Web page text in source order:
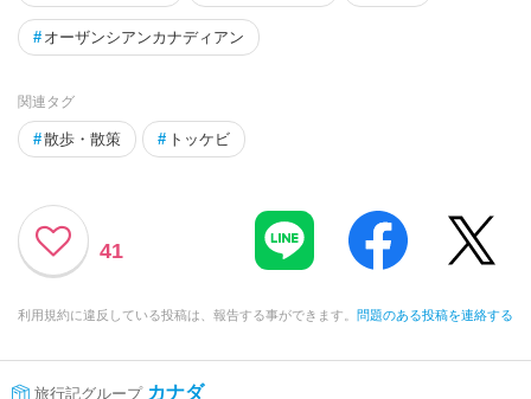
# オーザンシアンカナディアン
関連タグ
#散歩・散策 # トッケビ
41
利用規約に違反している投稿は、報告する事ができます。 問題のある投稿を連絡する
旅行記グループ カナダ